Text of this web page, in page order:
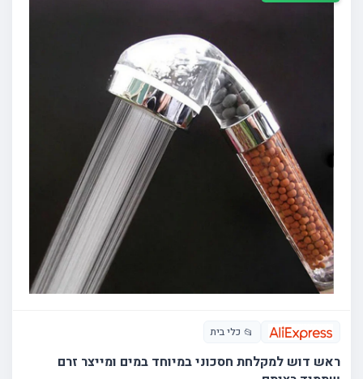
📂 כלי בית
ראש דוש למקלחת חסכוני במיוחד במים ומייצר זרם